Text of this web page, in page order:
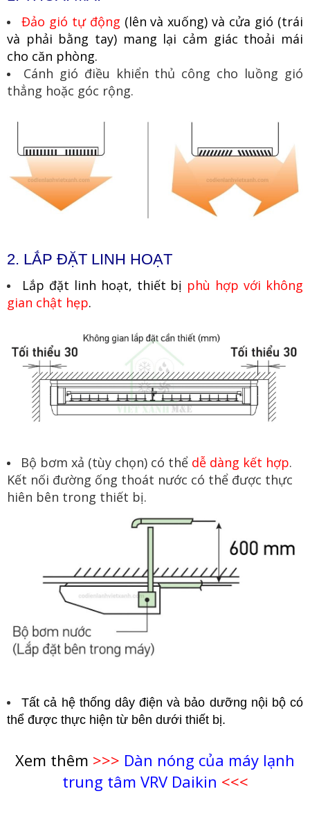
Đảo gió tự động (lên và xuống) và cửa gió (trái
và phải bằng tay) mang lại cảm giác thoải mái
cho căn phòng.
Cánh gió điều khiển thủ công cho luồng gió
thẳng hoặc góc rộng.
2. LẮP ĐẶT LINH HOẠT
Lắp đặt linh hoạt, thiết bị phù hợp với không
gian chật hẹp.
Bộ bơm xả (tùy chọn) có thể dễ dàng kết hợp.
Kết nối đường ống thoát nước có thể được thực
hiên bên trong thiết bị.
Tất cả hệ thống dây điện và bảo dưỡng nội bộ có
thể được thực hiện từ bên dưới thiết bị.
Xem thêm >>> Dàn nóng của máy lạnh
trung tâm VRV Daikin <<<